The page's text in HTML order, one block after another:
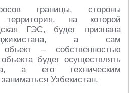
границы, стороны
территория, на которой
ГЭС, будет признана
а сам
объект – собственностью
будет осуществлять
а его техническим
Узбекистан.